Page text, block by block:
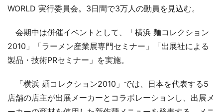
WORLD 実行委員会。3日間で3万人の動員を見込む。
会期中は併催イベントとして、「横浜 麺コレクション
2010」「ラーメン産業展専門セミナー」「出展社による
製品・技術PRセミナー」を実施。
「横浜 麺コレクション2010」では、日本を代表する5
店舗の店主が出展メーカーとコラボレーションし、出展メ